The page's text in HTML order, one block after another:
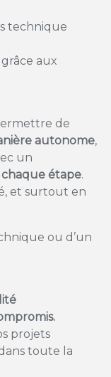
technique
aux
de
autonome,
un
étape.
et surtout en
ou d’un
projets
toute la